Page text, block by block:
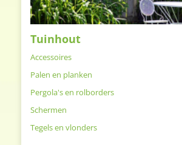
Tuinhout
Accessoires
Palen en planken
Pergola's en rolborders
Schermen
Tegels en vlonders